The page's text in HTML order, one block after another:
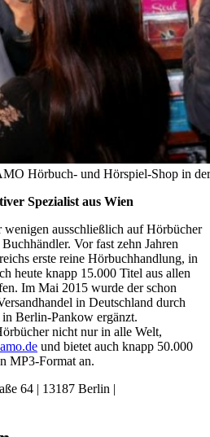
Hörbuch- und Hörspiel-Shop in
Spezialist aus Wien
ausschließlich auf Hörbücher
Vor fast zehn Jahren
erste reine Hörbuchhandlung, in
heute knapp 15.000 Titel aus allen
Im Mai 2015 wurde der schon
in Deutschland durch
Berlin-Pankow ergänzt.
nicht nur in alle Welt,
und bietet auch knapp 50.000
MP3-Format an.
64 | 13187 Berlin |